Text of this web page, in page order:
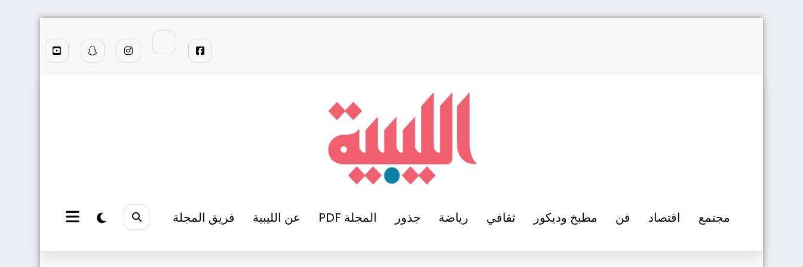
مجتمع اقتصاد فن مطبخ وديكور ثقافي رياضة جذور المجلة PDF عن الليبية فريق المجلة